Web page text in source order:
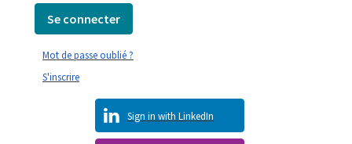
Se connecter
Sign in with LinkedIn
S'inscrire
Mot de passe oublié ?